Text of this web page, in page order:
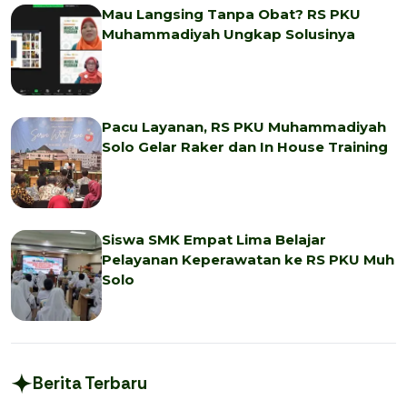
Mau Langsing Tanpa Obat? RS PKU
Muhammadiyah Ungkap Solusinya
Pacu Layanan, RS PKU Muhammadiyah
Solo Gelar Raker dan In House Training
Siswa SMK Empat Lima Belajar
Pelayanan Keperawatan ke RS PKU Muh
Solo
Berita Terbaru